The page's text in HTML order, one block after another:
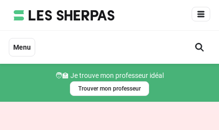
Menu
🧑‍🏫 Je trouve mon professeur idéal
Trouver mon professeur